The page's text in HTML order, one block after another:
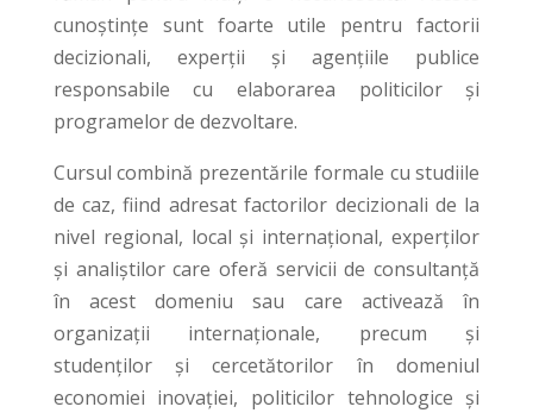
cunoștințe sunt foarte utile pentru factorii
decizionali, experții și agențiile publice
responsabile cu elaborarea politicilor și
programelor de dezvoltare.
Cursul combină prezentările formale cu studiile
de caz, fiind adresat factorilor decizionali de la
nivel regional, local și internațional, experților
și analiștilor care oferă servicii de consultanță
în acest domeniu sau care activează în
organizații internaționale, precum și
studenților și cercetătorilor în domeniul
economiei inovației, politicilor tehnologice și